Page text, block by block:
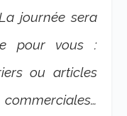
journée sera
pour vous :
ou articles